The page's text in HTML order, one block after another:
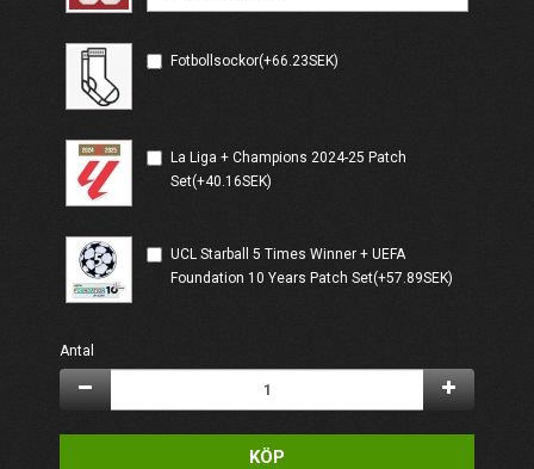
Fotbollsockor(+66.23SEK)
La Liga + Champions 2024-25 Patch
Set(+40.16SEK)
UCL Starball 5 Times Winner + UEFA
Foundation 10 Years Patch Set(+57.89SEK)
Antal
KÖP